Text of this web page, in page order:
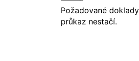
Požadované
průkaz nestačí.